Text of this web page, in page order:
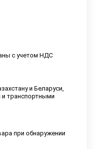
с учетом НДС
и Беларуси,
транспортными
при обнаружении